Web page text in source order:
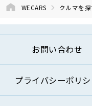
WECARS クルマを探
お問い合わせ
プライバシーポリ